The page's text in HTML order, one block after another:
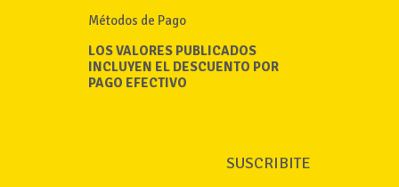
Métodos de Pago
LOS VALORES PUBLICADOS
INCLUYEN EL DESCUENTO POR
PAGO EFECTIVO
SUSCRIBITE